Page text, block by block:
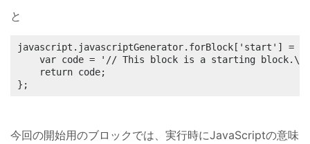
と
javascript.javascriptGenerator.forBlock['start'] =
};
今回の開始用のブロックでは、実行時にJavaScriptの意味